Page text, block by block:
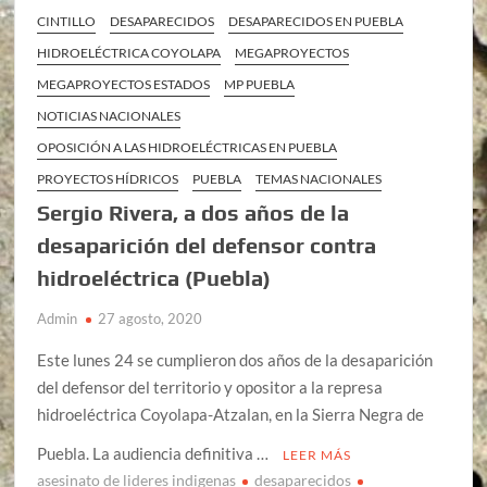
CINTILLO DESAPARECIDOS
DESAPARECIDOS EN PUEBLA
HIDROELÉCTRICA COYOLAPA
MEGAPROYECTOS
MEGAPROYECTOS ESTADOS
MP PUEBLA
NOTICIAS NACIONALES
OPOSICIÓN A LAS HIDROELÉCTRICAS EN PUEBLA
PROYECTOS HÍDRICOS
PUEBLA TEMAS NACIONALES
Sergio Rivera, a dos años de la
desaparición del defensor contra
hidroeléctrica (Puebla)
Admin 27 agosto, 2020
Este lunes 24 se cumplieron dos años de la desaparición
del defensor del territorio y opositor a la represa
hidroeléctrica Coyolapa-Atzalan, en la Sierra Negra de
Puebla. La audiencia definitiva …
LEER MÁS
asesinato de lideres indigenas desaparecidos